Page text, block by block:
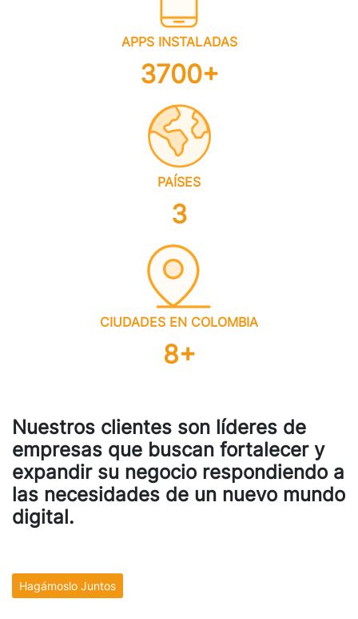
APPS INSTALADAS
3700+
PAÍSES
3
CIUDADES EN COLOMBIA
8+
Nuestros clientes son líderes de
empresas que buscan fortalecer y
expandir su negocio respondiendo a
las necesidades de un nuevo mundo
digital.
Hagámoslo Juntos